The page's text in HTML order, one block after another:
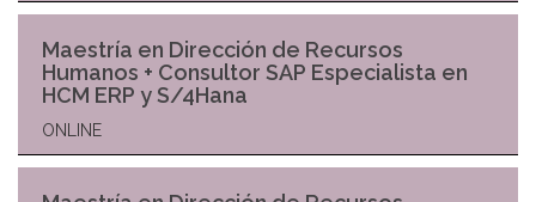
Maestría en Dirección de Recursos
Humanos + Consultor SAP Especialista en
HCM ERP y S/4Hana
ONLINE